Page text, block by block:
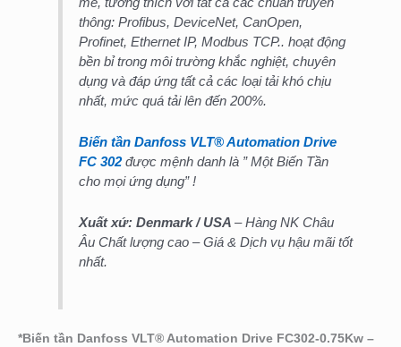
thông: Profibus, DeviceNet, CanOpen,
Profinet, Ethernet IP, Modbus TCP.. hoạt động
bền bỉ trong môi trường khắc nghiệt, chuyên
dụng và đáp ứng tất cả các loại tải khó chịu
nhất, mức quá tải lên đến 200%.
Biến tần Danfoss VLT® Automation Drive
FC 302được mệnh danh là ” Một Biến Tần
cho mọi ứng dụng” !
Xuất xứ: Denmark / USA– Hàng NK Châu
Âu Chất lượng cao – Giá & Dịch vụ hậu mãi tốt
nhất.
* Biến tần Danfoss VLT® Automation Drive FC302-0.75Kw –